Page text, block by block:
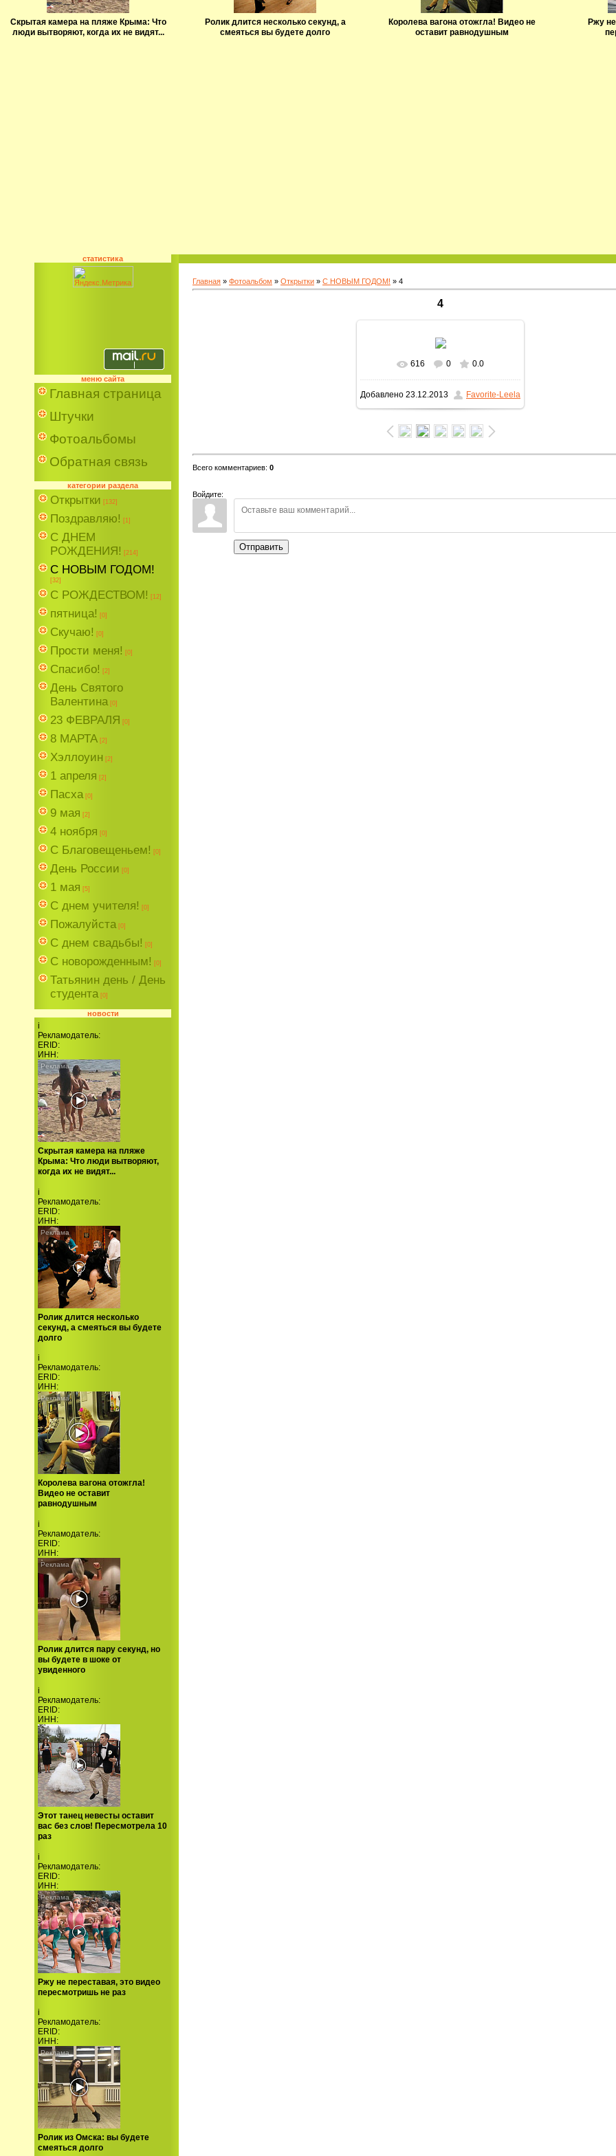
Скрытая камера на пляже Крыма: Что
люди вытворяют, когда их не видят...
Ролик длится несколько секунд, а
смеяться вы будете долго
Королева вагона отожгла! Видео не
оставит равнодушным
Ржу
статистика
меню сайта
Главная страница
Штучки
Фотоальбомы
Обратная связь
категории раздела
Открытки [132]
Поздравляю! [1]
С ДНЕМ
РОЖДЕНИЯ! [214]
С НОВЫМ ГОДОМ!
[32]
С РОЖДЕСТВОМ! [12]
пятница! [0]
Скучаю! [0]
Прости меня! [0]
Спасибо! [2]
День Святого
Валентина [0]
23 ФЕВРАЛЯ [0]
8 МАРТА [2]
Хэллоуин [2]
1 апреля [2]
Пасха [0]
9 мая [2]
4 ноября [0]
C Благовещеньем! [0]
День России [0]
1 мая [5]
С днем учителя! [0]
Пожалуйста [0]
С днем свадьбы! [0]
C новорожденным! [0]
Татьянин день / День
студента [0]
новости
i
Рекламодатель:
ERID:
ИНН:
Скрытая камера на пляже
Крыма: Что люди вытворяют,
когда их не видят...
i
Рекламодатель:
ERID:
ИНН:
Ролик длится несколько
секунд, а смеяться вы будете
долго
i
Рекламодатель:
ERID:
ИНН:
Королева вагона отожгла!
Видео не оставит
равнодушным
i
Рекламодатель:
ERID:
ИНН:
Ролик длится пару секунд, но
вы будете в шоке от
увиденного
i
Рекламодатель:
ERID:
ИНН:
Этот танец невесты оставит
вас без слов! Пересмотрела 10
раз
i
Рекламодатель:
ERID:
ИНН:
Ржу не переставая, это видео
пересмотришь не раз
i
Рекламодатель:
ERID:
ИНН:
Ролик из Омска: вы будете
смеяться долго
Главная » Фотоальбом » Открытки » С НОВЫМ ГОДОМ! » 4
4
616 0 0.0
Добавлено 23.12.2013 Favorite-Leela
Всего комментариев: 0
Войдите:
Отправить